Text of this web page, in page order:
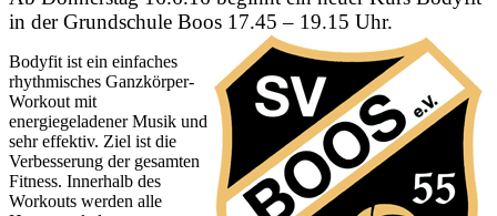
in der Grundschule Boos 17.45 – 19.15 Uhr.
Bodyfit ist ein einfaches
rhythmisches Ganzkörper-
Workout mit
energiegeladener Musik und
sehr effektiv. Ziel ist die
Verbesserung der gesamten
Fitness. Innerhalb des
Workouts werden alle